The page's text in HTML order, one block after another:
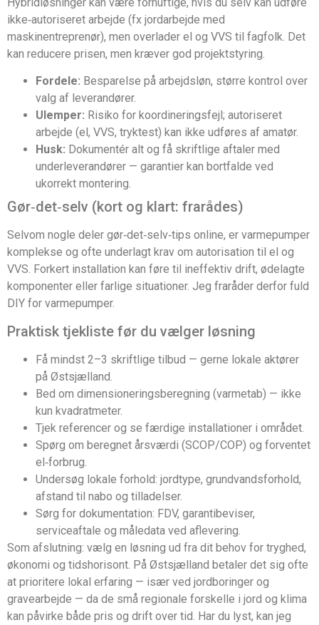
ikke‑autoriseret arbejde (fx jordarbejde med
maskinentreprenør), men overlader el og VVS til fagfolk. Det
kan reducere prisen, men kræver god projektstyring.
Fordele: Besparelse på arbejdsløn, større kontrol over
valg af leverandører.
Ulemper: Risiko for koordineringsfejl; autoriseret
arbejde (el, VVS, tryktest) kan ikke udføres af amatør.
Husk: Dokumentér alt og få skriftlige aftaler med
underleverandører — garantier kan bortfalde ved
ukorrekt montering.
Gør‑det‑selv (kort og klart: frarådes)
Selvom nogle deler gør‑det‑selv‑tips online, er varmepumper
komplekse og ofte underlagt krav om autorisation til el og
VVS. Forkert installation kan føre til ineffektiv drift, ødelagte
komponenter eller farlige situationer. Jeg fraråder derfor fuld
DIY for varmepumper.
Praktisk tjekliste før du vælger løsning
Få mindst 2–3 skriftlige tilbud — gerne lokale aktører
på Østsjælland.
Bed om dimensioneringsberegning (varmetab) — ikke
kun kvadratmeter.
Tjek referencer og se færdige installationer i området.
Spørg om beregnet årsværdi (SCOP/COP) og forventet
el‑forbrug.
Undersøg lokale forhold: jordtype, grundvandsforhold,
afstand til nabo og tilladelser.
Sørg for dokumentation: FDV, garantibeviser,
serviceaftale og måledata ved aflevering.
Som afslutning: vælg en løsning ud fra dit behov for tryghed,
økonomi og tidshorisont. På Østsjælland betaler det sig ofte
at prioritere lokal erfaring — især ved jordboringer og
gravearbejde — da de små regionale forskelle i jord og klima
kan påvirke både pris og drift over tid. Har du lyst, kan jeg